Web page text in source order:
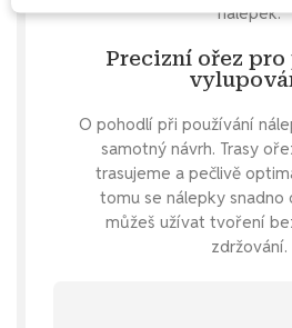
nálepek.
Precizní ořez
O pohodlí při používání
samotný návrh. Trasy
trasujeme a pečlivě
tomu se nálepky snadno
můžeš užívat tvoření
zdržování.